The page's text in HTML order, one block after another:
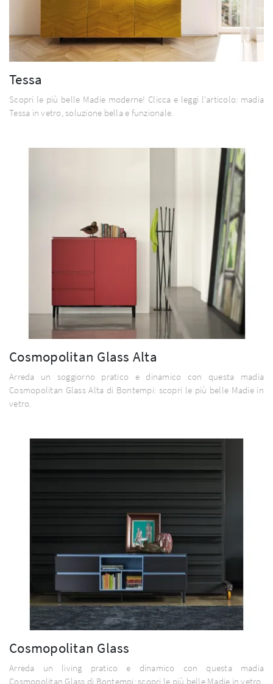
Tessa
Scopri le più belle Madie moderne! Clicca e leggi l'articolo: madia
Tessa in vetro, soluzione bella e funzionale.
Cosmopolitan Glass Alta
Arreda un soggiorno pratico e dinamico con questa madia
Cosmopolitan Glass Alta di Bontempi: scopri le più belle Madie in
vetro.
Cosmopolitan Glass
Arreda un living pratico e dinamico con questa madia
Cosmopolitan Glass di Bontempi: scopri le più belle Madie in vetro.